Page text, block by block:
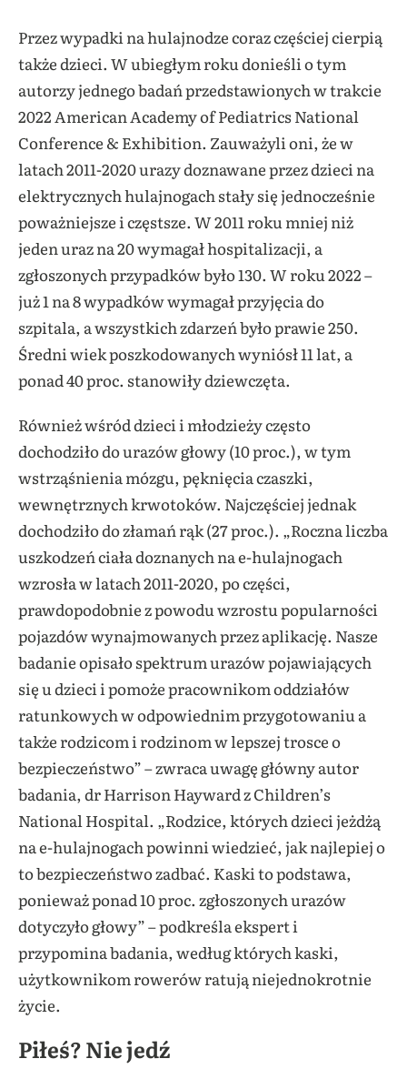
Przez wypadki na hulajnodze coraz częściej cierpią
także dzieci. W ubiegłym roku donieśli o tym
autorzy jednego badań przedstawionych w trakcie
2022 American Academy of Pediatrics National
Conference & Exhibition. Zauważyli oni, że w
latach 2011-2020 urazy doznawane przez dzieci na
elektrycznych hulajnogach stały się jednocześnie
poważniejsze i częstsze. W 2011 roku mniej niż
jeden uraz na 20 wymagał hospitalizacji, a
zgłoszonych przypadków było 130. W roku 2022 –
już 1 na 8 wypadków wymagał przyjęcia do
szpitala, a wszystkich zdarzeń było prawie 250.
Średni wiek poszkodowanych wyniósł 11 lat, a
ponad 40 proc. stanowiły dziewczęta.
Również wśród dzieci i młodzieży często
dochodziło do urazów głowy (10 proc.), w tym
wstrząśnienia mózgu, pęknięcia czaszki,
wewnętrznych krwotoków. Najczęściej jednak
dochodziło do złamań rąk (27 proc.). „Roczna liczba
uszkodzeń ciała doznanych na e-hulajnogach
wzrosła w latach 2011-2020, po części,
prawdopodobnie z powodu wzrostu popularności
pojazdów wynajmowanych przez aplikację. Nasze
badanie opisało spektrum urazów pojawiających
się u dzieci i pomoże pracownikom oddziałów
ratunkowych w odpowiednim przygotowaniu a
także rodzicom i rodzinom w lepszej trosce o
bezpieczeństwo” – zwraca uwagę główny autor
badania, dr Harrison Hayward z Children’s
National Hospital. „Rodzice, których dzieci jeżdżą
na e-hulajnogach powinni wiedzieć, jak najlepiej o
to bezpieczeństwo zadbać. Kaski to podstawa,
ponieważ ponad 10 proc. zgłoszonych urazów
dotyczyło głowy” – podkreśla ekspert i
przypomina badania, według których kaski,
użytkownikom rowerów ratują niejednokrotnie
życie.
Piłeś? Nie jedź